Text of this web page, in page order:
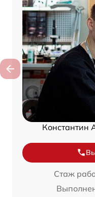
Константин
Стаж